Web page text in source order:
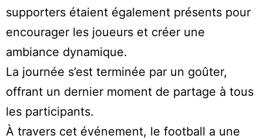
supporters étaient également présents pour
encourager les joueurs et créer une
ambiance dynamique.
La journée s’est terminée par un goûter,
offrant un dernier moment de partage à tous
les participants.
À travers cet événement, le football a une